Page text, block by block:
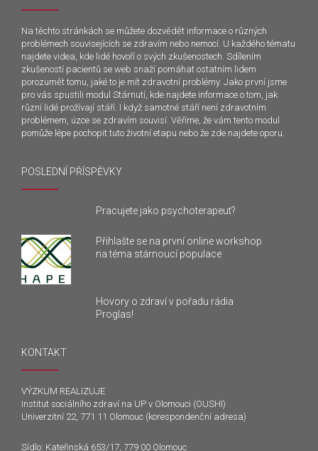
Na těchto stránkách se můžete dozvědět informace o různých
problémech souvisejících se zdravím nebo nemocí. U každého tématu
najdete videa, kde lidé hovoří o svých zkušenostech. Sdílením
zkušeností pacientů se web snaží pomáhat ostatním lidem
porozumět tomu, jaké to je mít zdravotní problémy. Jako první jsme
pro vás spustili modul Stárnutí, kde najdete informace o tom, jak
různí lidé prožívají stáří. I když samotné stáří není zdravotním
problémem, úzce se zdravím souvisí. Věříme, že vám tento modul
pomůže lépe pochopit tuto životní etapu nebo že zde najdete oporu.
POSLEDNÍ PŘÍSPĚVKY
Pracujete jako psychoterapeut?
Přihlašte se na první online workshop
na téma stárnoucí populace
Hovory o zdraví v pořadu rádia
Proglas!
KONTAKT
VÝZKUM REALIZUJE
Institut sociálního zdraví na UP v Olomouci (OUSHI)
Univerzitní 22, 771 11 Olomouc (korespondenční adresa)
Sídlo: Kateřinská 653/17, 779 00 Olomouc